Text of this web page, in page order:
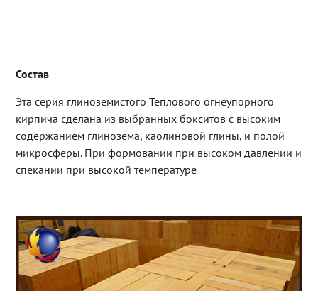
Состав
Эта серия глиноземистого Теплового огнеупорного
кирпича сделана из выбранных бокситов с высоким
содержанием глинозема, каолиновой глины, и полой
микросферы. При формовании при высоком давлении и
спекании при высокой температуре